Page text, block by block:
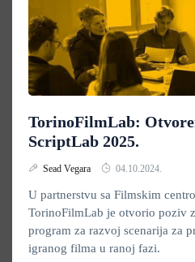
TorinoFilmLab:
ScriptLab 2025.
Sead Vegara 04.10.2024.
U partnerstvu sa Filmskim
TorinoFilmLab je otvorio poziv
program za razvoj scenarija za
igranog filma u ranoj fazi.